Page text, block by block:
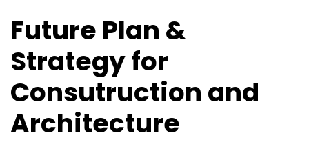
Future Plan &
Strategy for
Consutruction and
Architecture